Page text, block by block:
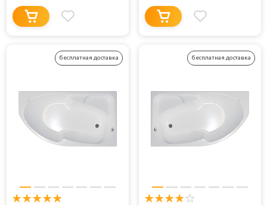
бесплатная доставка бесплатная доставка